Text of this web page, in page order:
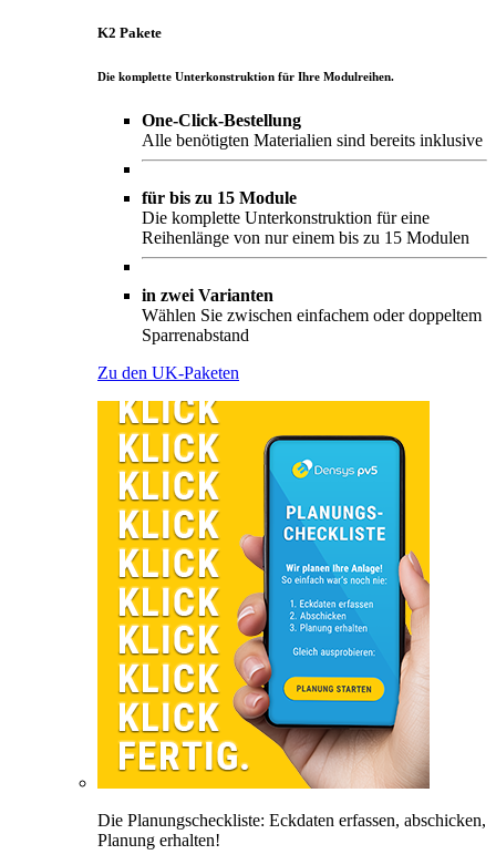
K2 Pakete
Die komplette Unterkonstruktion für Ihre Modulreihen.
One-Click-Bestellung
Alle benötigten Materialien sind bereits inklusive
für bis zu 15 Module
Die komplette Unterkonstruktion für eine
Reihenlänge von nur einem bis zu 15 Modulen
in zwei Varianten
Wählen Sie zwischen einfachem oder doppeltem
Sparrenabstand
Zu den UK-Paketen
Die Planungscheckliste: Eckdaten erfassen, abschicken,
Planung erhalten!